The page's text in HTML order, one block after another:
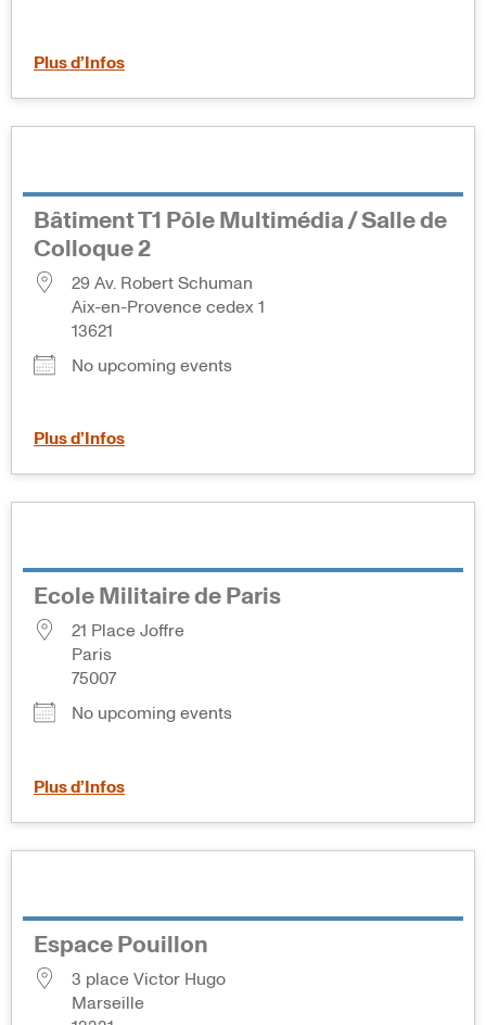
Plus d’Infos
Bâtiment T1 Pôle Multimédia / Salle de
Colloque 2
29 Av. Robert Schuman
Aix-en-Provence cedex 1
13621
No upcoming events
Plus d’Infos
Ecole Militaire de Paris
21 Place Joffre
Paris
75007
No upcoming events
Plus d’Infos
Espace Pouillon
3 place Victor Hugo
Marseille